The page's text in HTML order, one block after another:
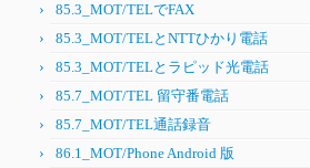
85.3_MOT/TELでFAX
85.3_MOT/TELとNTTひかり電話
85.3_MOT/TELとラピッド光電話
85.7_MOT/TEL 留守番電話
85.7_MOT/TEL通話録音
86.1_MOT/Phone Android 版